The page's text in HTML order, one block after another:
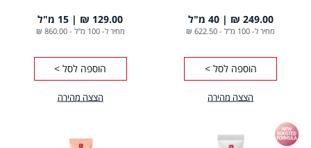
הצצה מהירה
249.00 ₪ 40 מ"ל
מחיר ל- 100 מ"ל -
622.50 ₪
הוספה לסל >
הצצה מהירה
129.00 ₪ 15 מ"ל
מחיר ל- 100 מ"ל -
860.00 ₪
הוספה לסל >